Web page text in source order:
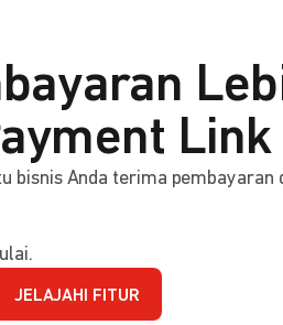
Link
bisnis Anda terima pembayaran
JELAJAHI FITUR